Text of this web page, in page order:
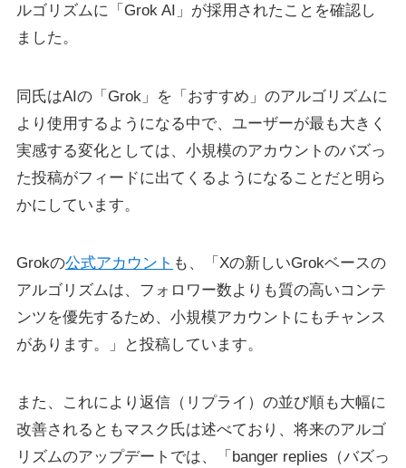
ルゴリズムに「Grok AI」が採用されたことを確認し
ました。
同氏はAIの「Grok」を「おすすめ」のアルゴリズムに
より使用するようになる中で、ユーザーが最も大きく
実感する変化としては、小規模のアカウントのバズっ
た投稿がフィードに出てくるようになることだと明ら
かにしています。
Grokの公式アカウント も、「Xの新しいGrokベースの
アルゴリズムは、フォロワー数よりも質の高いコンテ
ンツを優先するため、小規模アカウントにもチャンス
があります。」と投稿しています。
また、これにより返信（リプライ）の並び順も大幅に
改善されるともマスク氏は述べており、将来のアルゴ
リズムのアップデートでは、「banger replies（バズっ